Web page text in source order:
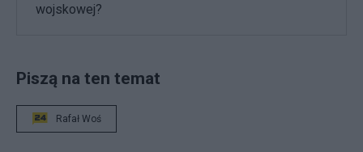
wojskowej?
Piszą na ten temat
Rafał Woś